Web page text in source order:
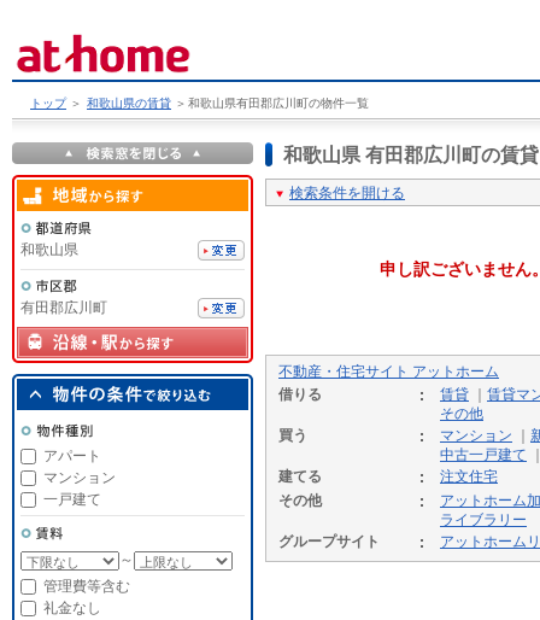
トップ ＞ 和歌山県の賃貸 ＞ 和歌山県有田郡広川町の物件一覧
和歌山県 有田郡広川町の賃
検索条件を開ける
申し訳ございません
不動産・住宅サイト アットホーム
借りる
賃貸
賃貸マ
その他
買う
マンション
中古一戸建て
建てる
注文住宅
その他
アットホーム
ライブラリー
グループサイト
アットホーム
和歌山県
有田郡広川町
アパート
マンション
一戸建て
～
管理費等含む
礼金なし